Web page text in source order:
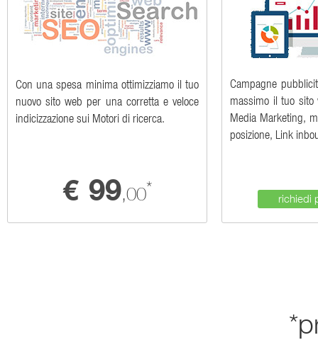
Con una spesa minima ottimizziamo il tuo
nuovo sito web per una corretta e veloce
indicizzazione sui Motori di ricerca.
€ 99,00*
richiedi
Campagne
massimo il tuo sito
Media Marketing,
posizione, Link